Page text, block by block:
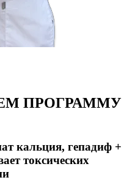
ПРОГРАММУ
кальция, гепадиф +
токсических